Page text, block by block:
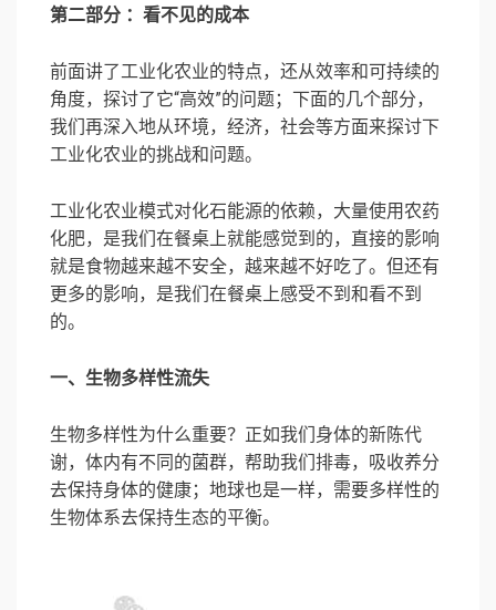
第二部分 ：看不见的成本
前面讲了工业化农业的特点，还从效率和可持续的
角度，探讨了它“高效”的问题；下面的几个部分，
我们再深入地从环境，经济，社会等方面来探讨下
工业化农业的挑战和问题。
工业化农业模式对化石能源的依赖，大量使用农药
化肥，是我们在餐桌上就能感觉到的，直接的影响
就是食物越来越不安全，越来越不好吃了。但还有
更多的影响，是我们在餐桌上感受不到和看不到
的。
一、生物多样性流失
生物多样性为什么重要？正如我们身体的新陈代
谢，体内有不同的菌群，帮助我们排毒，吸收养分
去保持身体的健康；地球也是一样，需要多样性的
生物体系去保持生态的平衡。